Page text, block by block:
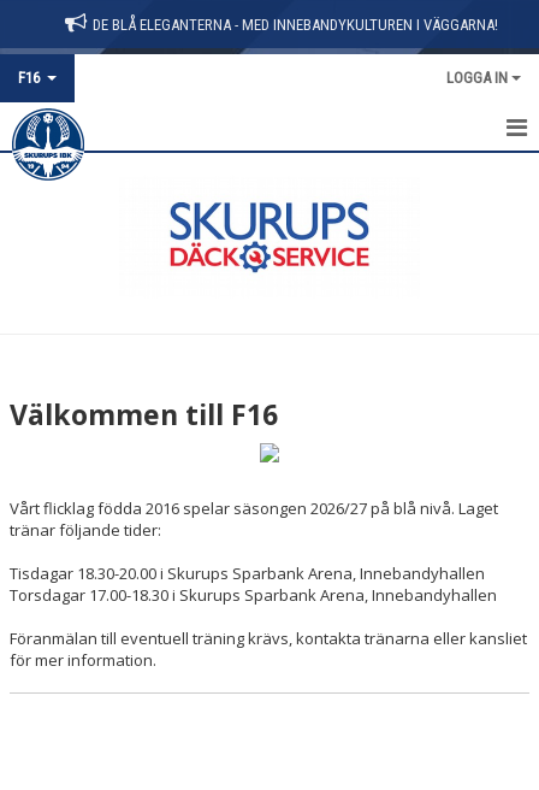
DE BLÅ ELEGANTERNA - MED INNEBANDYKULTUREN I VÄGGARNA!
F16 LOGGA IN
HEM
Välkommen till F16
Vårt flicklag födda 2016 spelar säsongen 2026/27 på blå nivå. Laget
tränar följande tider:
Tisdagar 18.30-20.00 i Skurups Sparbank Arena, Innebandyhallen
Torsdagar 17.00-18.30 i Skurups Sparbank Arena, Innebandyhallen
Föranmälan till eventuell träning krävs, kontakta tränarna eller kansliet
för mer information.